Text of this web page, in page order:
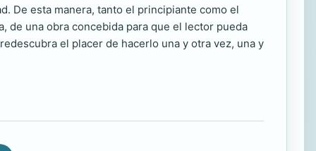
De esta manera, tanto el principiante como el
de una obra concebida para que el lector pueda
el placer de hacerlo una y otra vez, una y